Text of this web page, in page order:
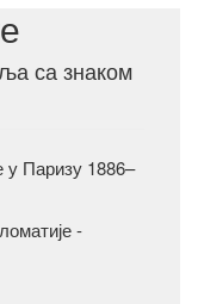
са знаком
Паризу 1886–
-